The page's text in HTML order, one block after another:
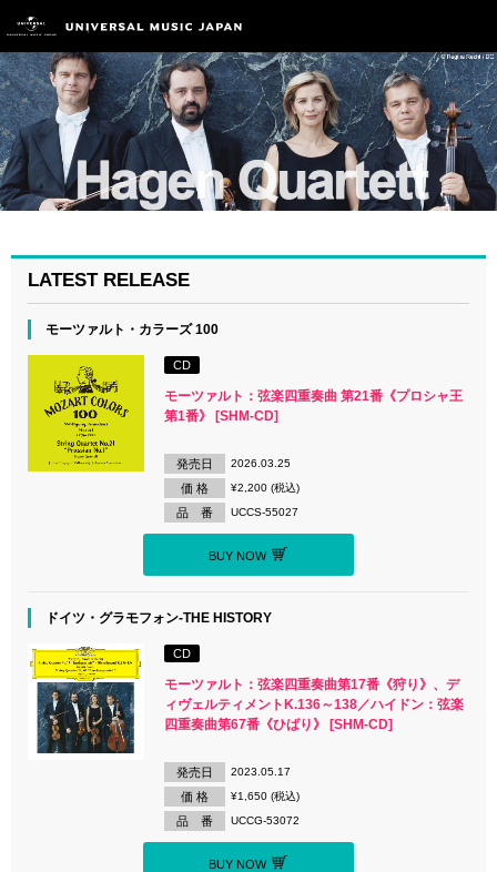
LATEST RELEASE
モーツァルト・カラーズ 100
CD
モーツァルト：弦楽四重奏曲 第21番《プロシャ王
第1番》 [SHM-CD]
発売日 2026.03.25
価 格 ¥2,200 (税込)
品 番 UCCS-55027
BUY NOW
ドイツ・グラモフォン-THE HISTORY
CD
モーツァルト：弦楽四重奏曲第17番《狩り》、デ
ィヴェルティメントK.136～138／ハイドン：弦楽
四重奏曲第67番《ひばり》 [SHM-CD]
発売日 2023.05.17
価 格 ¥1,650 (税込)
品 番 UCCG-53072
BUY NOW